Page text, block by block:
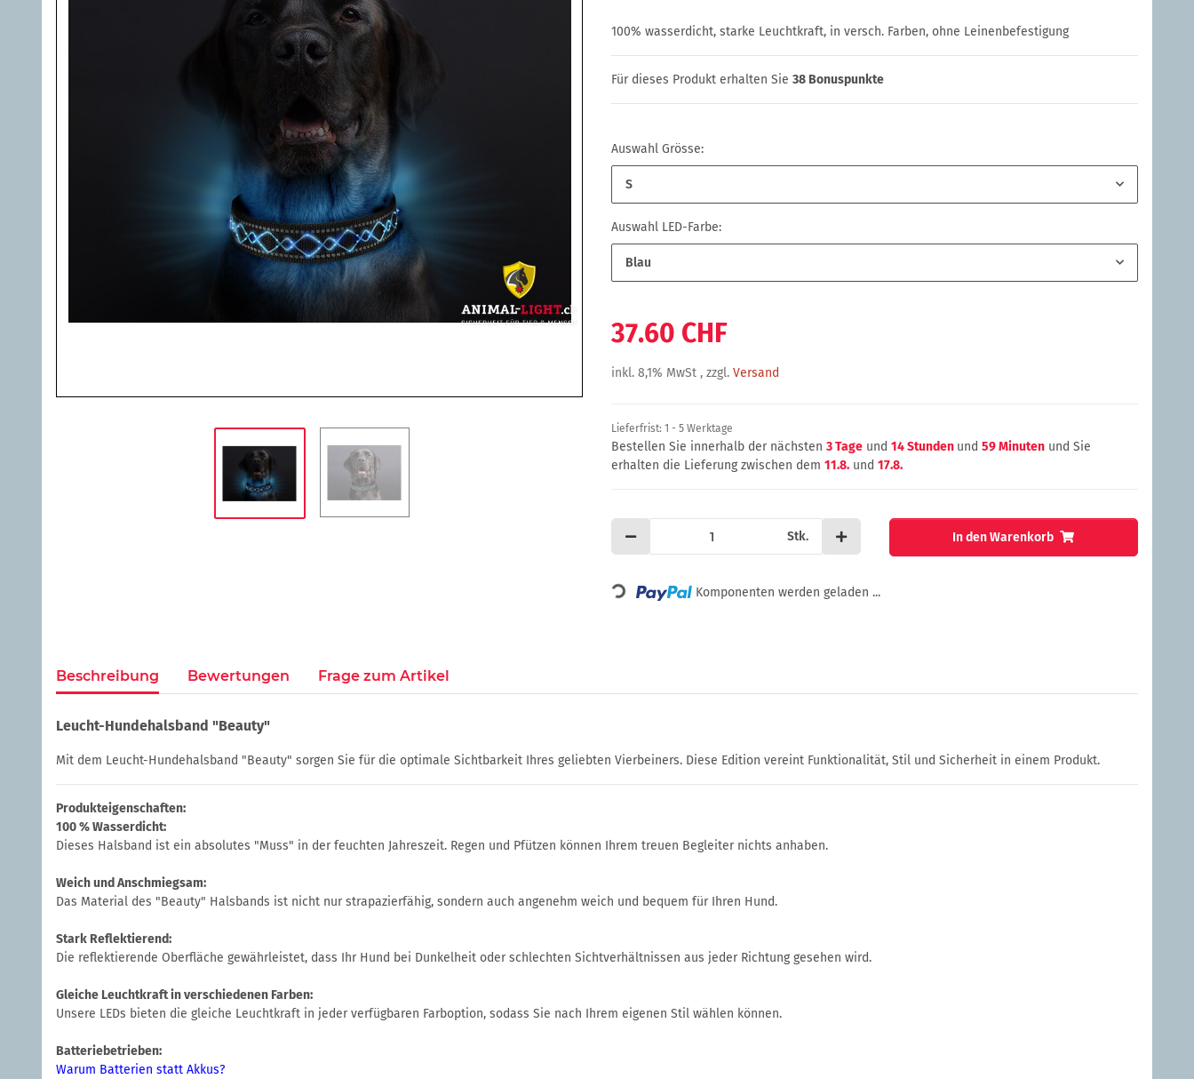
100% wasserdicht, starke Leuchtkraft, in versch. Farben, ohne Leinenbefestigung
Für dieses Produkt erhalten Sie 38 Bonuspunkte
Auswahl Grösse:
S
Auswahl LED-Farbe:
Blau
37.60 CHF
inkl. 8,1% MwSt , zzgl. Versand
Lieferfrist: 1 - 5 Werktage
Bestellen Sie innerhalb der nächsten 3 Tage und 14 Stunden und 59 Minuten und Sie
erhalten die Lieferung zwischen dem 11.8. und 17.8.
Stk. In den Warenkorb
Loading... Komponenten werden geladen ...
Beschreibung Bewertungen Frage zum Artikel
Leucht-Hundehalsband "Beauty"
Mit dem Leucht-Hundehalsband "Beauty" sorgen Sie für die optimale Sichtbarkeit Ihres geliebten Vierbeiners. Diese Edition vereint Funktionalität, Stil und Sicherheit in einem Produkt.
Produkteigenschaften:
100 % Wasserdicht:
Dieses Halsband ist ein absolutes "Muss" in der feuchten Jahreszeit. Regen und Pfützen können Ihrem treuen Begleiter nichts anhaben.
Weich und Anschmiegsam:
Das Material des "Beauty" Halsbands ist nicht nur strapazierfähig, sondern auch angenehm weich und bequem für Ihren Hund.
Stark Reflektierend:
Die reflektierende Oberfläche gewährleistet, dass Ihr Hund bei Dunkelheit oder schlechten Sichtverhältnissen aus jeder Richtung gesehen wird.
Gleiche Leuchtkraft in verschiedenen Farben:
Unsere LEDs bieten die gleiche Leuchtkraft in jeder verfügbaren Farboption, sodass Sie nach Ihrem eigenen Stil wählen können.
Batteriebetrieben:
Warum Batterien statt Akkus?